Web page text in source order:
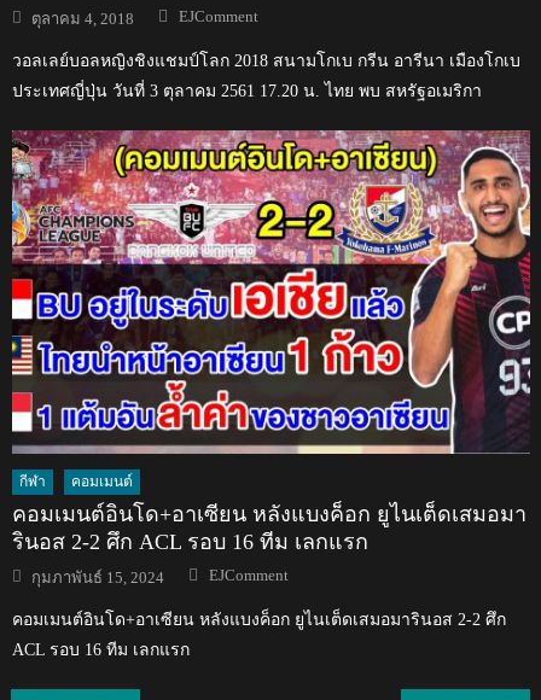
Posted
on
ตุลาคม 4, 2018 Author
EJComment
วอลเลย์บอลหญิงชิงแชมป์โลก 2018 สนามโกเบ กรีน อารีนา เมืองโกเบ
ประเทศญี่ปุ่น วันที่ 3 ตุลาคม 2561 17.20 น. ไทย พบ สหรัฐอเมริกา
กีฬา คอมเมนต์
คอมเมนต์อินโด+อาเซียน หลังแบงค็อก ยูไนเต็ดเสมอมา
รินอส 2-2 ศึก ACL รอบ 16 ทีม เลกแรก
Posted
on
กุมภาพันธ์ 15, 2024 Author
EJComment
คอมเมนต์อินโด+อาเซียน หลังแบงค็อก ยูไนเต็ดเสมอมารินอส 2-2 ศึก
ACL รอบ 16 ทีม เลกแรก